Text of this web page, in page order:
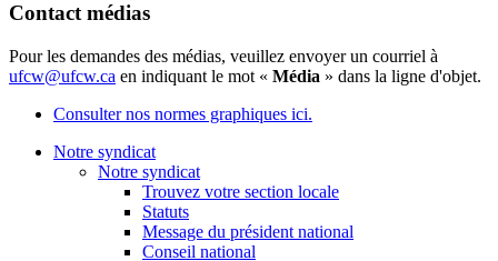
Contact médias
Pour les demandes des médias, veuillez envoyer un courriel à
ufcw@ufcw.ca en indiquant le mot « Média » dans la ligne d'objet.
Consulter nos normes graphiques ici.
Notre syndicat
Notre syndicat
Trouvez votre section locale
Statuts
Message du président national
Conseil national